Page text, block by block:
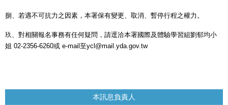
捌、若遇不可抗力之因素，本署保有變更、取消、暫停行程之權力。
玖、對相關報名事務有任何疑問，請逕洽本署國際及體驗學習組劉郁均小
姐 02-2356-6260或 e-mail至ycl@mail.yda.gov.tw
本訊息負責人